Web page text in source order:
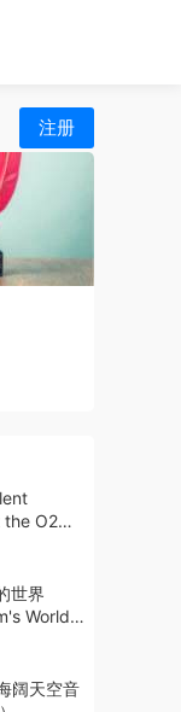
注册
the O2
世界
World
Flac
阔天空音